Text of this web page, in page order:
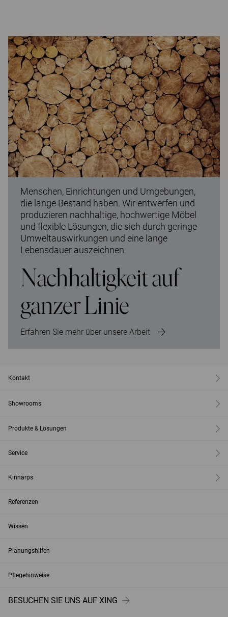
Menschen, Einrichtungen und Umgebungen,
die lange Bestand haben. Wir entwerfen und
produzieren nachhaltige, hochwertige Möbel
und flexible Lösungen, die sich durch geringe
Umweltauswirkungen und eine lange
Lebensdauer auszeichnen.
Nachhaltigkeit auf
ganzer Linie
Erfahren Sie mehr über unsere Arbeit
Kontakt
Showrooms
Produkte & Lösungen
Service
Kinnarps
Referenzen
Wissen
Planungshilfen
Pflegehinweise
BESUCHEN SIE UNS AUF XING